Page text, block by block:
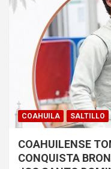
COAHUILA SALTILLO
COAHUILENSE
CONQUISTA